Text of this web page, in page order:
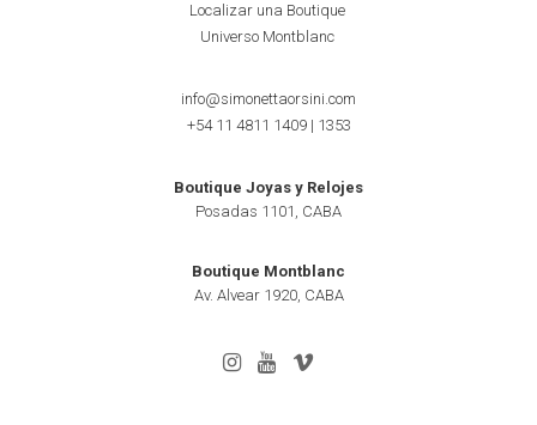
Localizar una Boutique
Universo Montblanc
info@simonettaorsini.com
+54 11 4811 1409| 1353
Boutique Joyas y Relojes
Posadas 1101, CABA
Boutique Montblanc
Av. Alvear 1920, CABA